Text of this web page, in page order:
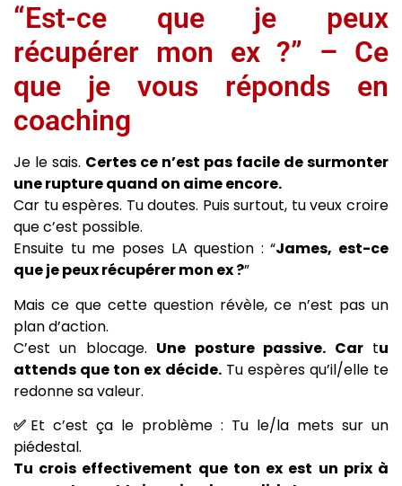
“Est-ce que je peux
récupérer mon ex ?” – Ce
que je vous réponds en
coaching
Je le sais. Certes ce n’est pas facile de surmonter
une rupture quand on aime encore.
Car tu espères. Tu doutes. Puis surtout, tu veux croire
que c’est possible.
Ensuite tu me poses LA question : “James, est-ce
que je peux récupérer mon ex ?”
Mais ce que cette question révèle, ce n’est pas un
plan d’action.
C’est un blocage. Une posture passive. Cartu
attends que ton ex décide.Tu espères qu’il/elle te
redonne sa valeur.
✅ Et c’est ça le problème : Tu le/la mets sur un
piédestal.
Tu crois effectivement que ton ex est un prix à